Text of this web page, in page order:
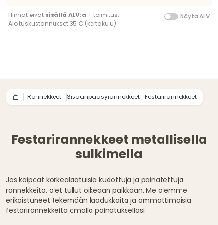
Hinnat eivät sisällä ALV:a + toimitus.
Aloituskustannukset 35 € (kertakulu).
Näytä ALV
Rannekkeet Sisäänpääsyrannekkeet Festarirannekkeet
Festarirannekkeet metallisella
sulkimella
Jos kaipaat korkealaatuisia kudottuja ja painatettuja
rannekkeita, olet tullut oikeaan paikkaan. Me olemme
erikoistuneet tekemään laadukkaita ja ammattimaisia
festarirannekkeita omalla painatuksellasi.